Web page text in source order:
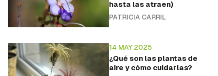
hasta las atraen)
PATRICIA CARRIL
14 MAY 2025
¿Qué son las plantas de
aire y cómo cuidarlas?